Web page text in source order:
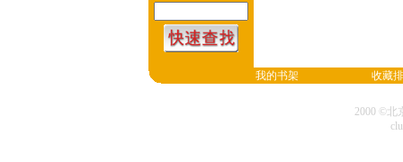
我的书架 收藏
2000 ©北